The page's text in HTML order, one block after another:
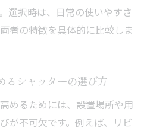
選択時は、日常の使いやすさ
者の特徴を具体的に比較しま
るシャッターの選び方
めるためには、設置場所や用
が不可欠です。例えば、リビ